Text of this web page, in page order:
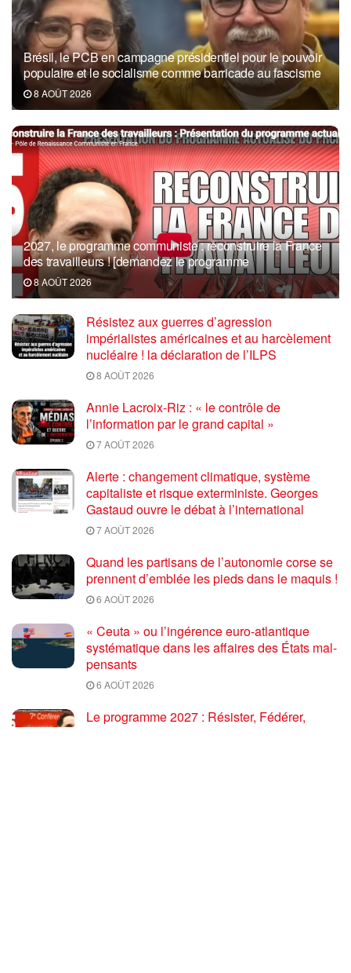
Brésil, le PCB en campagne présidentiel pour le pouvoir
populaire et le socialisme comme barricade au fascisme
8 AOÛT 2026
2027, le programme communiste : reconstruire la France
des travailleurs ! [demandez le programme
8 AOÛT 2026
Résistez aux guerres d’agression
impérialistes américaines et au harcèlement
nucléaire ! la déclaration de l’ILPS
8 AOÛT 2026
Annie Lacroix-Riz : « le contrôle de
l’information par le grand capital »
7 AOÛT 2026
Alerte : changement climatique, système
capitaliste et risque exterministe. Georges
Gastaud ouvre le débat à l’international
7 AOÛT 2026
Quand les partisans de l’autonomie corse se
prennent d’emblée les pieds dans le maquis !
6 AOÛT 2026
« Ceuta » ou l’ingérence euro-atlantique
systématique dans les affaires des États mal-
pensants
6 AOÛT 2026
Le programme 2027 : Résister, Fédérer,